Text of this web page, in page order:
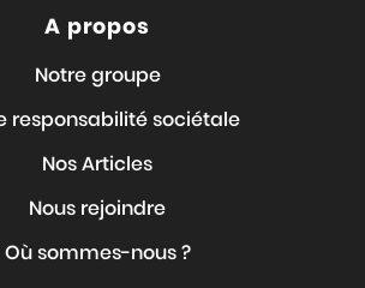
A propos
Notre groupe
responsabilité sociétale
Nos Articles
Nous rejoindre
Où sommes-nous ?